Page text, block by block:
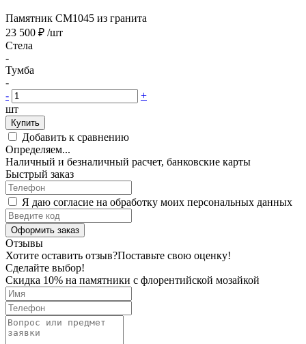
Памятник CM1045 из гранита
23 500 ₽ /шт
Стела
-
Тумба
-
-
+
шт
Купить
Добавить к сравнению
Определяем...
Наличный и безналичный расчет, банковские карты
Быстрый заказ
Я даю согласие на обработку моих персональных данных
Оформить заказ
Отзывы
Хотите оставить отзыв?Поставьте свою оценку!
Сделайте выбор!
Скидка 10% на памятники с флорентийской мозайкой